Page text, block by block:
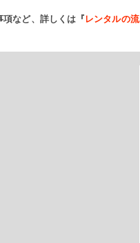
など、詳しくは『 レンタルの流